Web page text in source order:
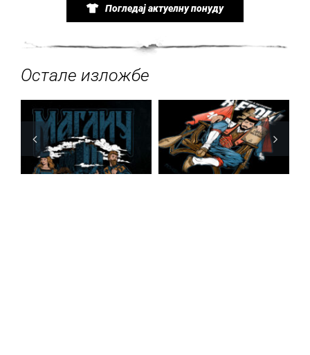
Погледај актуелну понуду
Остале изложбе